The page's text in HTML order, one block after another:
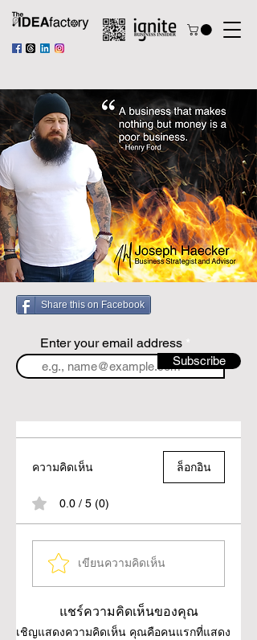
Share this on Facebook
Enter your email address
Subscribe
ความคิดเห็น ล็อกอิน
0.0 / 5 (0)
เขียนความคิดเห็น
แชร์ความคิดเห็นของคุณ
เชิญแสดงความคิดเห็น คุณคือคนแรกที่แสดง